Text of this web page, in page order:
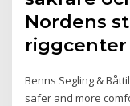
Nordens
riggcenter
Benns Segling &
safer and more